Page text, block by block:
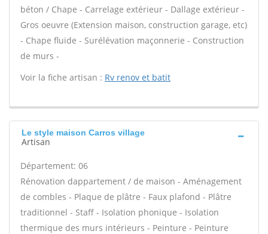
béton / Chape - Carrelage extérieur - Dallage extérieur -
Gros oeuvre (Extension maison, construction garage, etc)
- Chape fluide - Surélévation maçonnerie - Construction
de murs -
Voir la fiche artisan : Rv renov et batit
Le style maison Carros village
Artisan
Département: 06
Rénovation dappartement / de maison - Aménagement
de combles - Plaque de plâtre - Faux plafond - Plâtre
traditionnel - Staff - Isolation phonique - Isolation
thermique des murs intérieurs - Peinture - Peinture